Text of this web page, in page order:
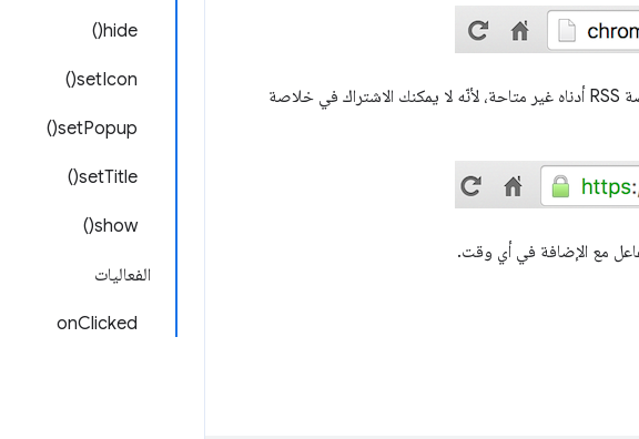
hide()
setIcon()
setPopup()
setTitle()
show()
الفعاليات
onClicked
تظهر الإجراءات المخفية على الصفحة باللون الرمادي. على سبيل المثال، خلاصة RSS أدناه غير متاحة، لأنّه لا يمكنك الاشتراك في خلاصة
مع الإضافة في أي وقت.